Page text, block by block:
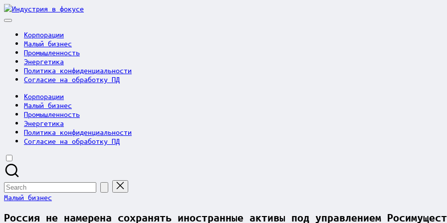
Skip
to
Индустрия
Корпорации
Малый бизнес
Промышленность
Энергетика
Политика конфиденциальности
Согласие на обработку ПД
Корпорации
Малый бизнес
Промышленность
Энергетика
Политика конфиденциальности
Согласие на обработку ПД
Search
for:
Posted
Малый бизнес
Россия не намерена сохранять иностранные активы под управлением